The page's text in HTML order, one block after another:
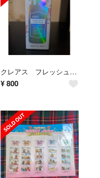
クレアス フレッシュリージュースドVドロップ 35ml
¥800